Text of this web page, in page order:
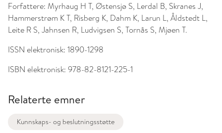
Forfattere: Myrhaug H T, Østensjø S, Lerdal B, Skranes J,
Hammerstrøm K T, Risberg K, Dahm K, Larun L, Åldstedt L,
Leite R S, Jahnsen R, Ludvigsen S, Tornås S, Mjøen T.
ISSN elektronisk: 1890-1298
ISBN elektronisk: 978-82-8121-225-1
Relaterte emner
Kunnskaps- og beslutningsstøtte